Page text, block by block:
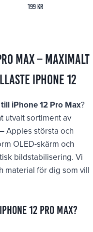
199 kr
Max – Maximalt
iPhone 12
iPhone 12 Pro Max?
utvalt sortiment av
– Apples största och
OLED-skärm och
bildstabilisering. Vi
material för dig som vill
12 Pro Max?